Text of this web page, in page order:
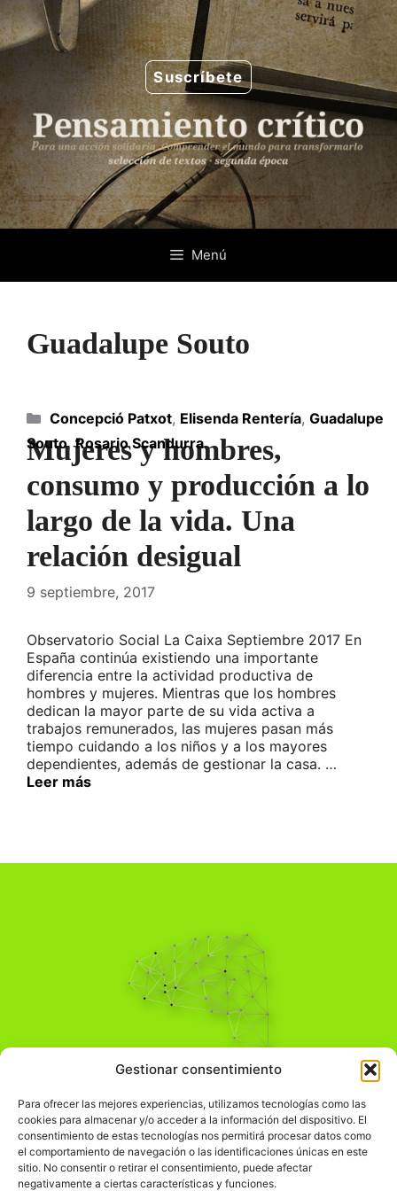
Gestionar consentimiento
Para ofrecer las mejores experiencias, utilizamos tecnologías como las
cookies para almacenar y/o acceder a la información del dispositivo. El
consentimiento de estas tecnologías nos permitirá procesar datos como
el comportamiento de navegación o las identificaciones únicas en este
sitio. No consentir o retirar el consentimiento, puede afectar
negativamente a ciertas características y funciones.
Saltar
al
contenido
Suscríbete
Menú
Guadalupe Souto
Mujeres y hombres,
consumo y producción a lo
largo de la vida. Una
relación desigual
9 septiembre, 2017
Observatorio Social La Caixa Septiembre 2017 En
España continúa existiendo una importante
diferencia entre la actividad productiva de
hombres y mujeres. Mientras que los hombres
dedican la mayor parte de su vida activa a
trabajos remunerados, las mujeres pasan más
tiempo cuidando a los niños y a los mayores
dependientes, además de gestionar la casa. …
Leer más
Categorías
Concepció Patxot, Elisenda Rentería, Guadalupe
Souto,Rosario Scandurra
Pensamiento Crítico
Comprender el mundo para transformarlo.
Información Legal